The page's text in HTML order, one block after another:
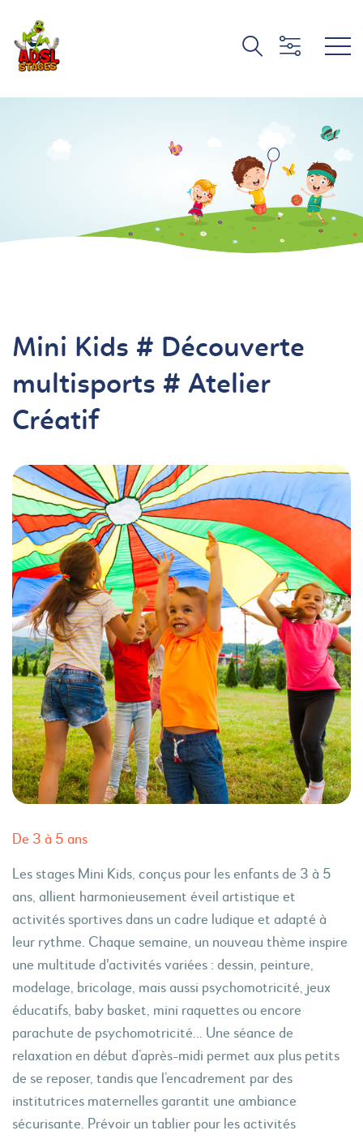
Mini Kids # Découverte
multisports # Atelier
Créatif
De 3 à 5 ans
Les stages Mini Kids, conçus pour les enfants de 3 à 5
ans, allient harmonieusement éveil artistique et
activités sportives dans un cadre ludique et adapté à
leur rythme. Chaque semaine, un nouveau thème inspire
une multitude d'activités variées : dessin, peinture,
modelage, bricolage, mais aussi psychomotricité, jeux
éducatifs, baby basket, mini raquettes ou encore
parachute de psychomotricité... Une séance de
relaxation en début d’après-midi permet aux plus petits
de se reposer, tandis que l’encadrement par des
institutrices maternelles garantit une ambiance
sécurisante. Prévoir un tablier pour les activités